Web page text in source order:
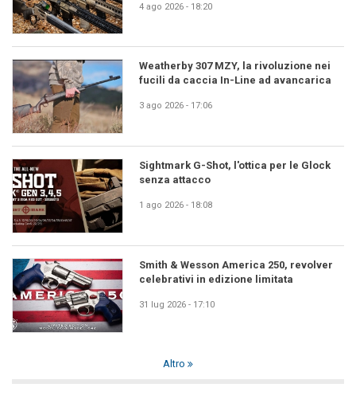
4 ago 2026 - 18:20
Weatherby 307 MZY, la rivoluzione nei
fucili da caccia In-Line ad avancarica
3 ago 2026 - 17:06
Sightmark G-Shot, l'ottica per le Glock
senza attacco
1 ago 2026 - 18:08
Smith & Wesson America 250, revolver
celebrativi in edizione limitata
31 lug 2026 - 17:10
Altro